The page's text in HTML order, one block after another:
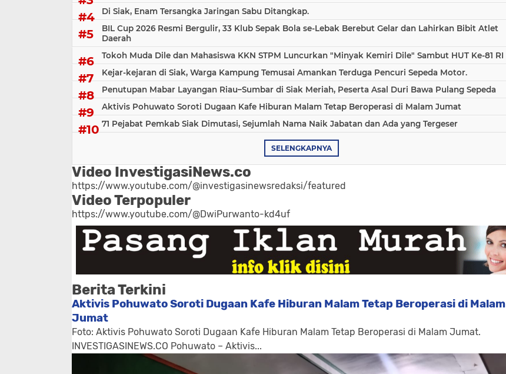
Di Siak, Enam Tersangka Jaringan Sabu Ditangkap.
BIL Cup 2026 Resmi Bergulir, 33 Klub Sepak Bola se-Lebak Berebut Gelar dan Lahirkan Bibit Atlet
Daerah
Tokoh Muda Dile dan Mahasiswa KKN STPM Luncurkan "Minyak Kemiri Dile" Sambut HUT Ke-81 RI
Kejar-kejaran di Siak, Warga Kampung Temusai Amankan Terduga Pencuri Sepeda Motor.
Penutupan Mabar Layangan Riau–Sumbar di Siak Meriah, Peserta Asal Duri Bawa Pulang Sepeda
Aktivis Pohuwato Soroti Dugaan Kafe Hiburan Malam Tetap Beroperasi di Malam Jumat
71 Pejabat Pemkab Siak Dimutasi, Sejumlah Nama Naik Jabatan dan Ada yang Tergeser
SELENGKAPNYA
Video InvestigasiNews.co
https://www.youtube.com/@investigasinewsredaksi/featured
Video Terpopuler
https://www.youtube.com/@DwiPurwanto-kd4uf
Berita Terkini
Aktivis Pohuwato Soroti Dugaan Kafe Hiburan Malam Tetap Beroperasi di Malam
Jumat
Foto: Aktivis Pohuwato Soroti Dugaan Kafe Hiburan Malam Tetap Beroperasi di Malam Jumat.
INVESTIGASINEWS.CO Pohuwato – Aktivis...